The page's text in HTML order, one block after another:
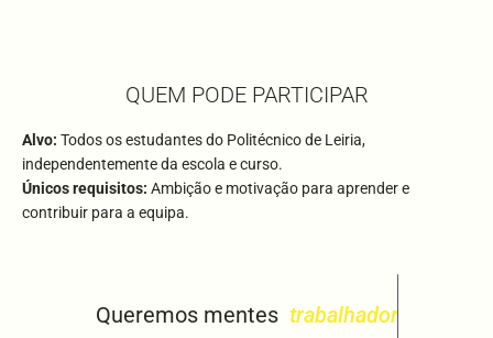
QUEM PODE PARTICIPAR
Alvo: Todos os estudantes do Politécnico de Leiria,
independentemente da escola e curso.
Únicos requisitos: Ambição e motivação para aprender e
contribuir para a equipa.
Queremos mentes t rabalhadora